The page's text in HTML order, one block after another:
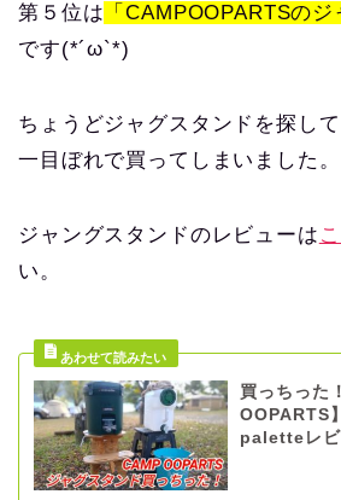
第５位は 「CAMPOOPARTSのジ
です(*´ω`*)
ちょうどジャグスタンドを探し
一目ぼれで買ってしまいました
ジャングスタンドのレビューは
い。
買っちった
OOPARTS
paletteレビ